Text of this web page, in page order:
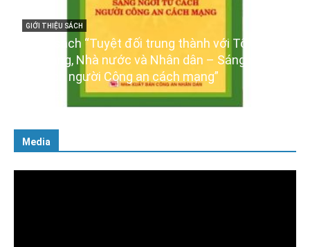
GIỚI THIỆU SÁCH
Ra mắt ba cuốn sách ảnh chào
XIV của Đảng
16/01/2026
với Tổ quốc,
Sáng ngời
Media